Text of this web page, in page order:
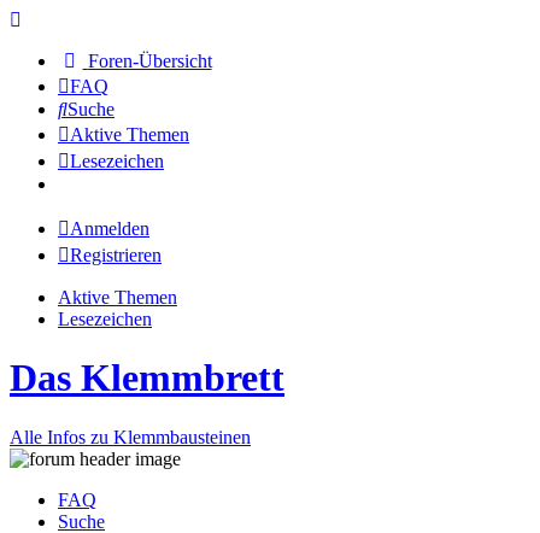
Foren-Übersicht
FAQ
Suche
Aktive Themen
Lesezeichen
Anmelden
Registrieren
Aktive Themen
Lesezeichen
Das Klemmbrett
Alle Infos zu Klemmbausteinen
FAQ
Suche